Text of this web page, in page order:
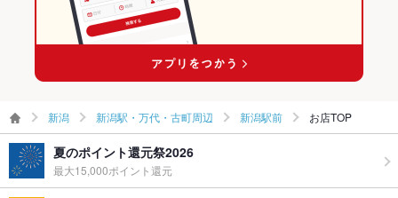
お祝い・サ
可
問わず混雑時にも適応する場合がございます)
新潟駅前のスペインバル・イタリアンバールランキング
新潟 新潟駅・万代・古町周辺 新潟駅前 お店TOP
夏のポイント還元祭2026
最大15,000ポイント還元